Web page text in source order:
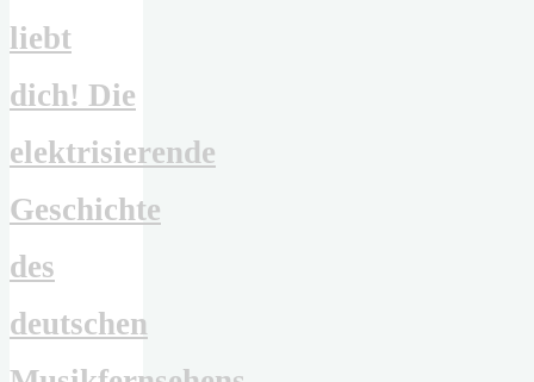
liebt
dich! Die
elektrisierende
Geschichte
des
deutschen